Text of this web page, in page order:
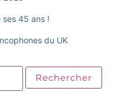
ses 45 ans !
du UK